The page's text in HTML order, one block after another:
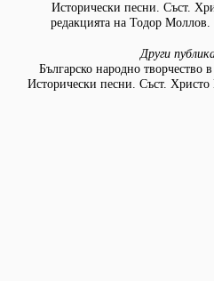
Исторически песни. Съст.
редакцията на Тодор
Други
Българско народно творчество
Исторически песни. Съст.